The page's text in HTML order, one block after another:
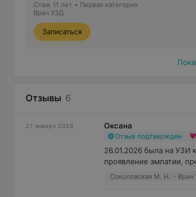
Стаж 11 лет • Первая категория
Врач УЗД
Записаться
Отзывы 6
27 января 2026 Оксана
Отзыв подтвержден
26.01.2026 была на УЗИ
проявление эмпатии,
Соколовская М. Н. - Врач